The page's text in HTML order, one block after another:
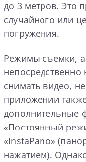
до 3 метров. Это
случайного или
погружения.
Режимы съемки,
снимать видео,
приложении
дополнительные
«Постоянный
«InstaPano»
нажатием).